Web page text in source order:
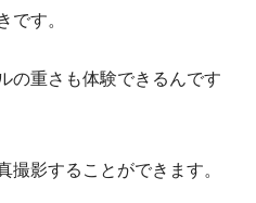
です。
の重さも体験できるんです
撮影することができます。